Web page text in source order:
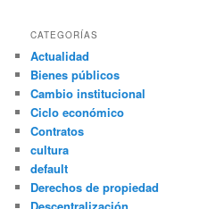
CATEGORÍAS
Actualidad
Bienes públicos
Cambio institucional
Ciclo económico
Contratos
cultura
default
Derechos de propiedad